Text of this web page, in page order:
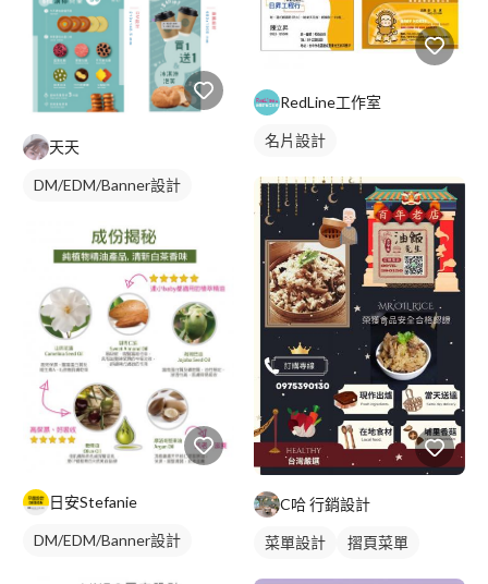
天天
DM/EDM/Banner設計
日安Stefanie
DM/EDM/Banner設計
RedLine工作室
名片設計
C哈 行銷設計
菜單設計 摺頁菜單